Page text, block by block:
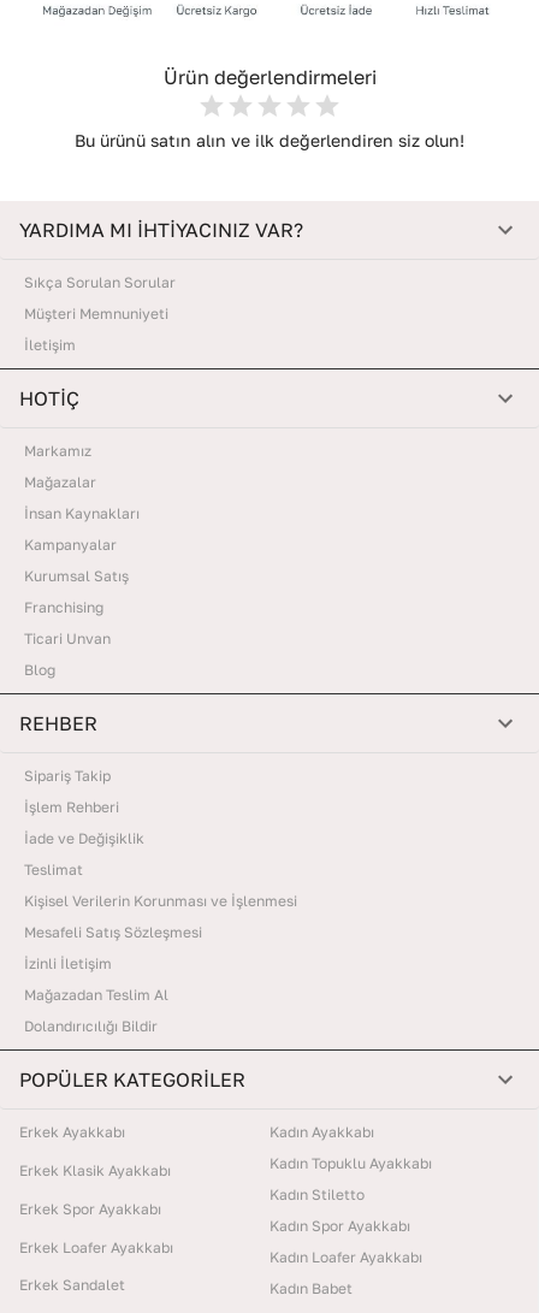
Ürün değerlendirmeleri
Bu ürünü satın alın ve ilk değerlendiren siz olun!
YARDIMA MI İHTİYACINIZ VAR?
Sıkça Sorulan Sorular
Müşteri Memnuniyeti
İletişim
HOTİÇ
Markamız
Mağazalar
İnsan Kaynakları
Kampanyalar
Kurumsal Satış
Franchising
Ticari Unvan
Blog
REHBER
Sipariş Takip
İşlem Rehberi
İade ve Değişiklik
Teslimat
Kişisel Verilerin Korunması ve İşlenmesi
Mesafeli Satış Sözleşmesi
İzinli İletişim
Mağazadan Teslim Al
Dolandırıcılığı Bildir
POPÜLER KATEGORİLER
Erkek Ayakkabı
Erkek Klasik Ayakkabı
Erkek Spor Ayakkabı
Erkek Loafer Ayakkabı
Erkek Sandalet
Kadın Ayakkabı
Kadın Topuklu Ayakkabı
Kadın Stiletto
Kadın Spor Ayakkabı
Kadın Loafer Ayakkabı
Kadın Babet